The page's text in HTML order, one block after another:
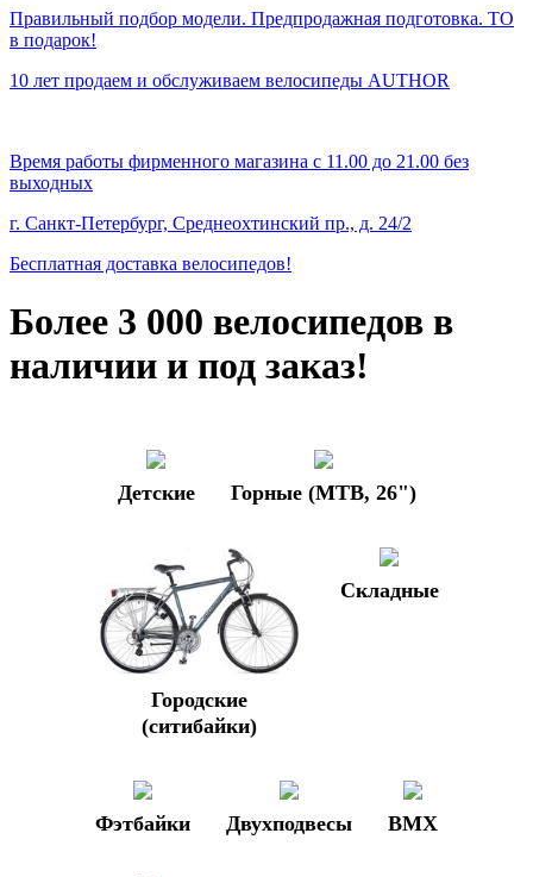
Правильный подбор модели. Предпродажная подготовка. ТО
в подарок!
10 лет продаем и обслуживаем велосипеды AUTHOR
Время работы фирменного магазина с 11.00 до 21.00 без
выходных
г. Санкт-Петербург, Среднеохтинский пр., д. 24/2
Бесплатная доставка велосипедов!
Более 3 000 велосипедов в
наличии и под заказ!
Детские Горные (MTB, 26")
Городские
(ситибайки)
Складные
Фэтбайки Двухподвесы BMX